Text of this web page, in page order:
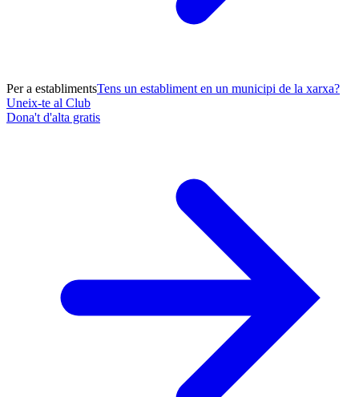
Per a establimentsTens un establiment en un municipi de la xarxa?
Uneix-te al Club
Dona't d'alta gratis